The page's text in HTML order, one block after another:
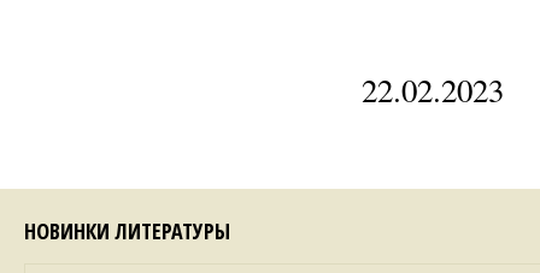
22.02.2023
НОВИНКИ ЛИТЕРАТУРЫ